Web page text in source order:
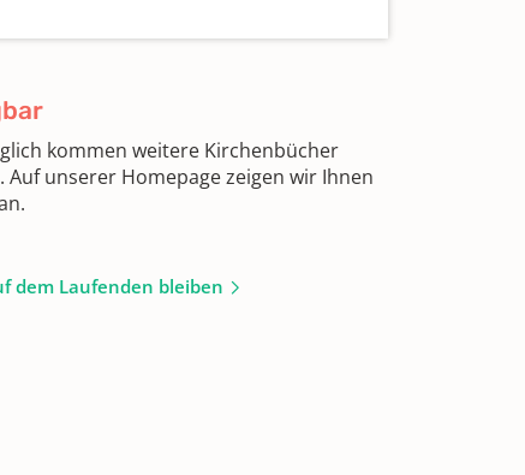
kommen weitere Kirchenbücher
unserer Homepage zeigen wir Ihnen
dem Laufenden bleiben